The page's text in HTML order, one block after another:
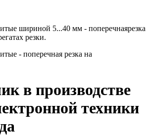
шириной 5...40 мм - поперечнаярезка
резки.
- поперечная резка на
в производстве
техники